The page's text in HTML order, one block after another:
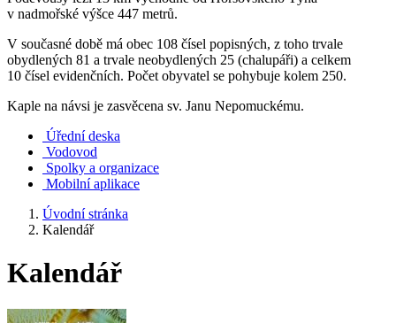
v nadmořské výšce 447 metrů.
V současné době má obec 108 čísel popisných, z toho trvale
obydlených 81 a trvale neobydlených 25 (chalupáři) a celkem
10 čísel evidenčních. Počet obyvatel se pohybuje kolem 250.
Kaple na návsi je zasvěcena sv. Janu Nepomuckému.
Úřední deska
Vodovod
Spolky a organizace
Mobilní aplikace
Úvodní stránka
Kalendář
Kalendář